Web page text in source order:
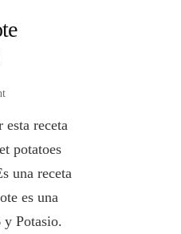
on
de
Camote
(Sweet
Receta
receta
potatoes
una receta
es una
Potasio.